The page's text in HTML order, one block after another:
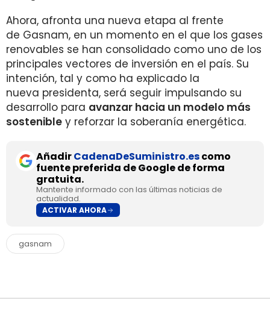
Ahora, afronta una nueva etapa al frente
de Gasnam, en un momento en el que los gases
renovables se han consolidado como uno de los
principales vectores de inversión en el país. Su
intención, tal y como ha explicado la
nueva presidenta, será seguir impulsando su
desarrollo para avanzar hacia un modelo más
sostenible y reforzar la soberanía energética.
AñadirCadenaDeSuministro.escomo
fuente preferida de Google de forma
gratuita.
Mantente informado con las últimas noticias de
actualidad.
ACTIVAR AHORA
gasnam